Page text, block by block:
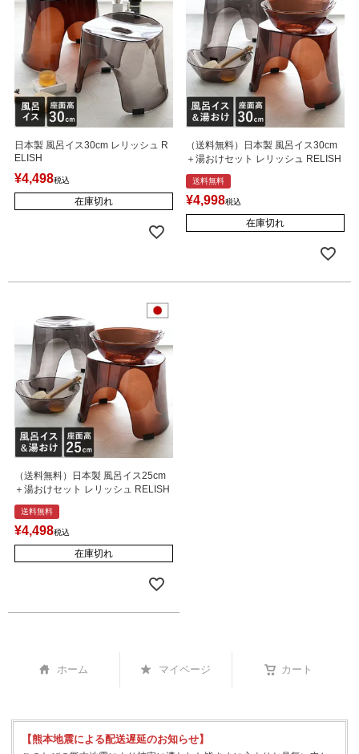
日本製 風呂イス30cm レリッシュ R
ELISH
¥4,498税込
在庫切れ
（送料無料）日本製 風呂イス30cm
＋湯おけセット レリッシュ RELISH
送料無料
¥4,998税込
在庫切れ
（送料無料）日本製 風呂イス25cm
＋湯おけセット レリッシュ RELISH
送料無料
¥4,498税込
在庫切れ
ホーム マイページ カート
【熊本地震による配送遅延のお知らせ】